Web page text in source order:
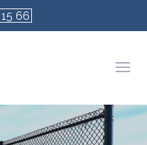
66